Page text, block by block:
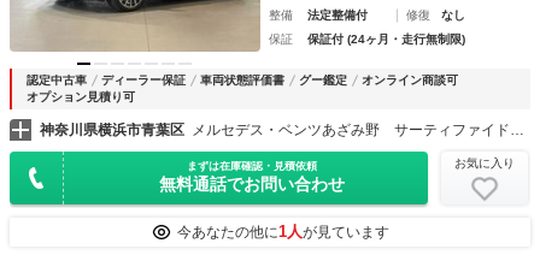
整備
法定整備付 修復
なし
保証
保証付 (24ヶ月・走行無制限)
認定中古車 ディーラー保証 車両状態評価書 グー鑑定
オンライン商談可
オプション見積り可
神奈川県横浜市青葉区
まずは在庫確認・見積依頼
無料通話でお問い合わせ
お気に入り
今あなたの他に1人が見ています